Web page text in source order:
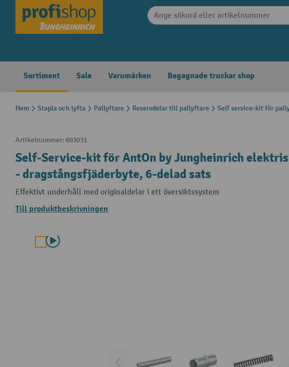
Hoppa till huvudnavigering
Sortiment Sale Varumärken Begagnade truckar shop
Hem Stapla och lyfta Pallyftare Reservdelar till pallyftare Self service-kit för
Artikelnummer: 603031
Self-Service-kit för AntOn by Jungheinrich
- dragstångsfjäderbyte, 6-delad sats
Effektivt underhåll med originaldelar i ett översiktssystem
Till produktbeskrivningen